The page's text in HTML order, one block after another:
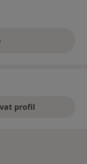
názory
profil